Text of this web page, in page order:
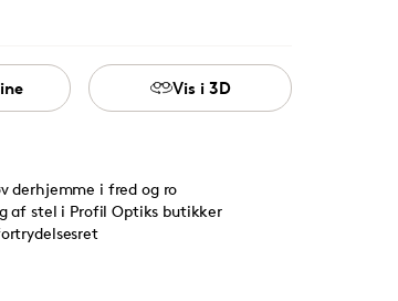
Vis i 3D
derhjemme i fred og ro
af stel i Profil Optiks butikker